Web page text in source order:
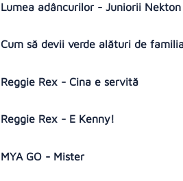
Lumea adâncurilor - Juniorii Nekton
Cum să devii verde alături de
Reggie Rex - Cina e servită
Reggie Rex - E Kenny!
MYA GO - Mister